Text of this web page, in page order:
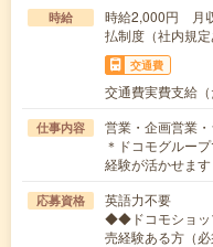
時給
時給2,000円 月
払制度（社内規
交通費
交通費実費支給（
仕事内容
営業・企画営業
＊ドコモグルー
経験が活かせま
応募資格
英語力不要
◆◆ドコモショッ
売経験ある方（